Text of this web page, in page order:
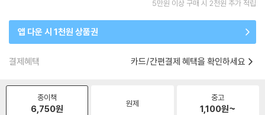
5만원 이상 구매 시 2천원 추가 적립
앱 다운 시 1천원 상품권
결제혜택 카드/간편결제 혜택을 확인하세요
종이책
6,750원 원제
중고
1,100원~